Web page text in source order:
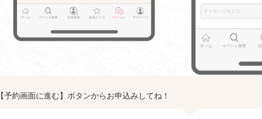
【予約画面に進む】ボタンからお申込みしてね！